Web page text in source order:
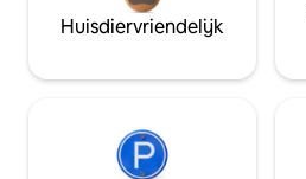
Huisdiervriendelijk